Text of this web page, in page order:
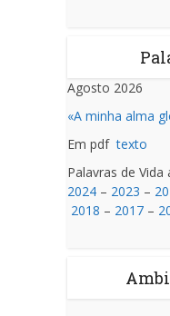
Agosto 2026
«A minha alma
Em pdftexto
Palavras de Vida
2024 – 2023 –
2018 – 2017 –